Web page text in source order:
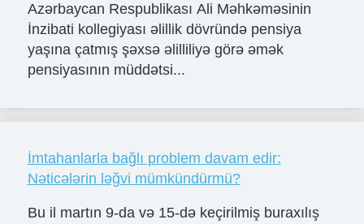
Azərbaycan Respublikası Ali Məhkəməsinin
İnzibati kollegiyası əlillik dövründə pensiya
yaşına çatmış şəxsə əlilliliyə görə əmək
pensiyasının müddətsi...
İmtahanlarla bağlı problem davam edir:
Nəticələrin ləğvi mümkündürmü?
Bu il martın 9-da və 15-də keçirilmiş buraxılış